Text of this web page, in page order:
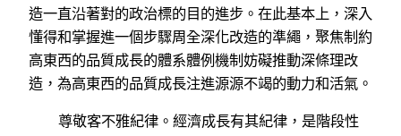
造一直沿著對的政治標的目的進步。在此基本上，深入
懂得和掌握進一個步驟周全深化改造的準繩，聚焦制約
高東西的品質成長的體系體例機制妨礙推動深條理改
造，為高東西的品質成長注進源源不竭的動力和活氣。
尊敬客不雅紀律。經濟成長有其紀律，是階段性